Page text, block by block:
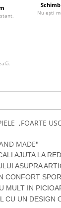
Nu ești
,FOARTE
MADE"
AJUTA LA
ASUPRA
CONFORT
MULT IN
CU UN DESIGN